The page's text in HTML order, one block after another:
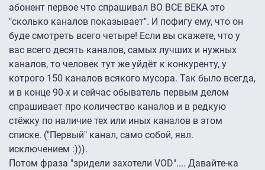
абонент первое что спрашивал ВО ВСЕ ВЕКА это
"сколько каналов показывает". И пофигу ему, что он
буде смотреть всего четыре! Если вы скажете, что у
вас всего десять каналов, самых лучших и нужных
каналов, то человек тут же уйдёт к конкуренту, у
котрого 150 каналов всякого мусора. Так было всегда,
и в конце 90-х и сейчас обыватель первым делом
спрашивает про количество каналов и в редкую
стёжку по наличие тех или иных каналов в этом
списке. ("Первый" канал, само собой, явл.
исключением :))).
Потом фраза "зридели захотели VOD".... Давайте-ка